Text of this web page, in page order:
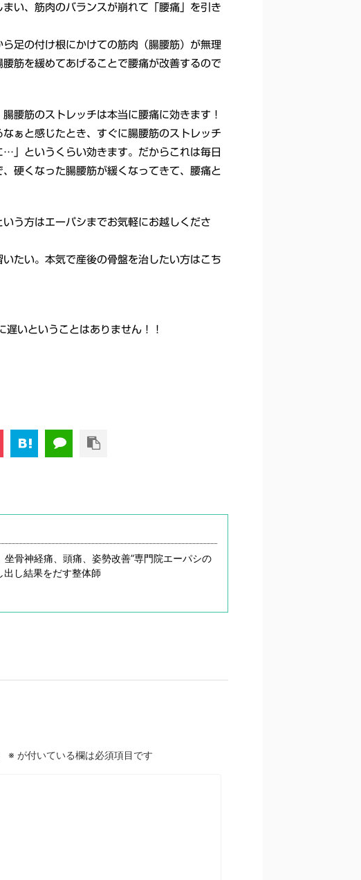
い、筋肉のバランスが崩れて「腰痛」を引き
足の付け根にかけての筋肉（腸腰筋）が無理
筋を緩めてあげることで腰痛が改善するので
腰筋のストレッチは本当に腰痛に効きます！
ぁと感じたとき、すぐに腸腰筋のストレッチ
」というくらい効きます。だからこれは毎日
硬くなった腸腰筋が緩くなってきて、腰痛と
う方はエーパシまでお気軽にお越しくださ
たい。本気で産後の骨盤を治したい方はこち
いということはありません！！
坐骨神経痛、頭痛、姿勢改善”専門院エーパシの
し結果をだす整体師
※ が付いている欄は必須項目です